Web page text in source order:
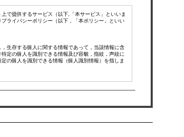
で提供するサービス（以下,「本サービス」といいま
ライバシーポリシー（以下，「本ポリシー」といい
生存する個人に関する情報であって，当該情報に含
定の個人を識別できる情報及び容貌，指紋，声紋に
の個人を識別できる情報（個人識別情報）を指しま